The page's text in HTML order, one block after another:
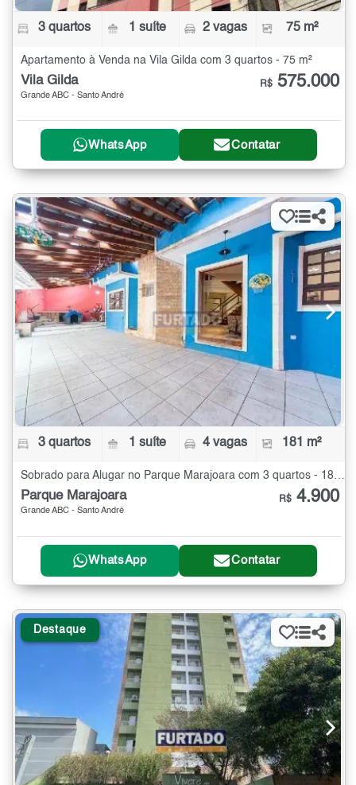
3 quartos 1 suíte 2 vagas 75 m²
Apartamento à Venda na Vila Gilda com 3 quartos - 75 m²
Vila Gilda
Grande ABC - Santo André
R$ 575.000
WhatsApp Contatar
3 quartos 1 suíte 4 vagas 181 m²
Sobrado para Alugar no Parque Marajoara com 3 quartos - 181 m²
Parque Marajoara
Grande ABC - Santo André
R$ 4.900
WhatsApp Contatar
Destaque